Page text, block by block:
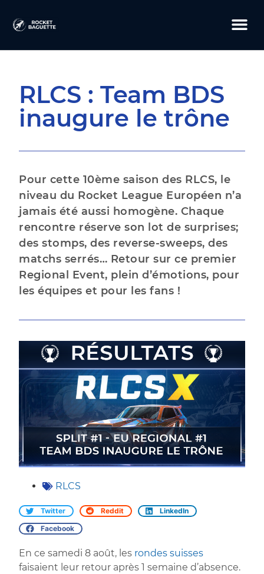
RLCS : Team BDS
inaugure le trône
Pour cette 10ème saison des RLCS, le
niveau du Rocket League Européen n’a
jamais été aussi homogène. Chaque
rencontre réserve son lot de surprises;
des stomps, des reverse-sweeps, des
matchs serrés… Retour sur ce premier
Regional Event, plein d’émotions, pour
les équipes et pour les fans !
RLCS
Twitter Reddit
LinkedIn
Facebook
En ce samedi 8 août, les rondes suisses
faisaient leur retour après 1 semaine d’absence.